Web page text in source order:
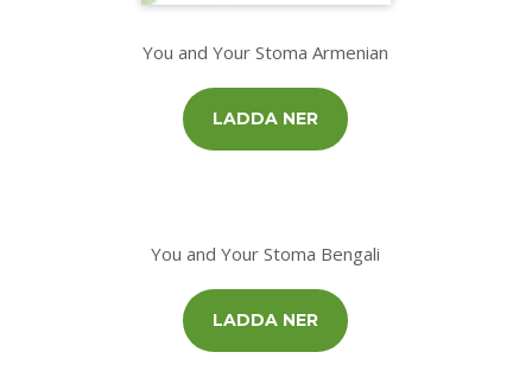
You and Your Stoma Armenian
LADDA NER
You and Your Stoma Bengali
LADDA NER